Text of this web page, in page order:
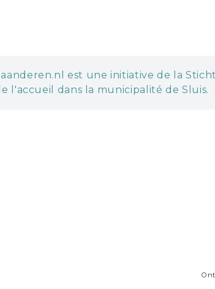
est une initiative de la
l'accueil dans la municipalité de Sluis.